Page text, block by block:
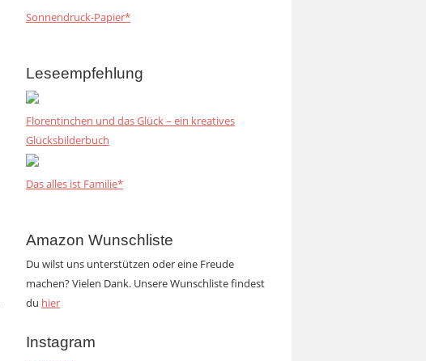
Sonnendruck-Papier*
Leseempfehlung
Florentinchen und das Glück – ein kreatives
Glücksbilderbuch
Das alles ist Familie*
Amazon Wunschliste
Du wilst uns unterstützen oder eine Freude
machen? Vielen Dank. Unsere Wunschliste findest
du hier
Instagram